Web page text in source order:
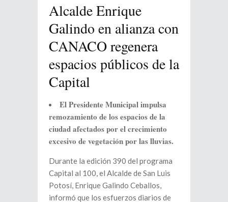
Alcalde Enrique
Galindo en alianza con
CANACO regenera
espacios públicos de la
Capital
El Presidente Municipal impulsa
remozamiento de los espacios de la
ciudad afectados por el crecimiento
excesivo de vegetación por las lluvias.
Durante la edición 390 del programa
Capital al 100, el Alcalde de San Luis
Potosí, Enrique Galindo Ceballos,
informó que los esfuerzos diarios de